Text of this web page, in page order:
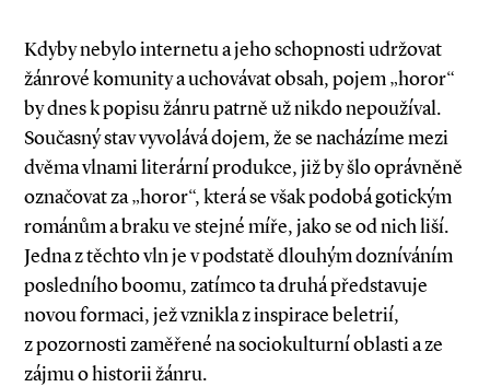
Kdyby nebylo internetu a jeho schopnosti udržovat
žánrové komunity a uchovávat obsah, pojem „horor“
by dnes k popisu žánru patrně už nikdo nepoužíval.
Současný stav vyvolává dojem, že se nacházíme mezi
dvěma vlnami literární produkce, již by šlo oprávněně
označovat za „horor“, která se však podobá gotickým
románům a braku ve stejné míře, jako se od nich liší.
Jedna z těchto vln je v podstatě dlouhým dozníváním
posledního boomu, zatímco ta druhá představuje
novou formaci, jež vznikla z inspirace beletrií,
z pozornosti zaměřené na sociokulturní oblasti a ze
zájmu o historii žánru.